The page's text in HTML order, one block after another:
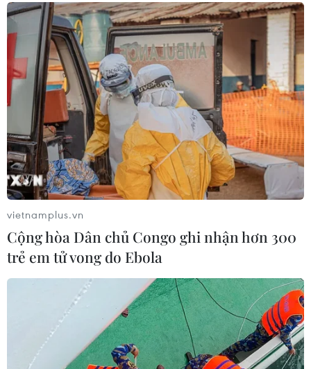
chuyền sản xuất ra khỏi Trung Quốc
25/06/2019 04:55
Theo Bloomberg, người sáng lập Foxconn, Terry Gou đã
nói rằng Apple nên chuyển sản xuất ra khỏi Trung Quốc.
vietnamplus.vn
Cộng hòa Dân chủ Congo ghi nhận hơn 300
trẻ em tử vong do Ebola